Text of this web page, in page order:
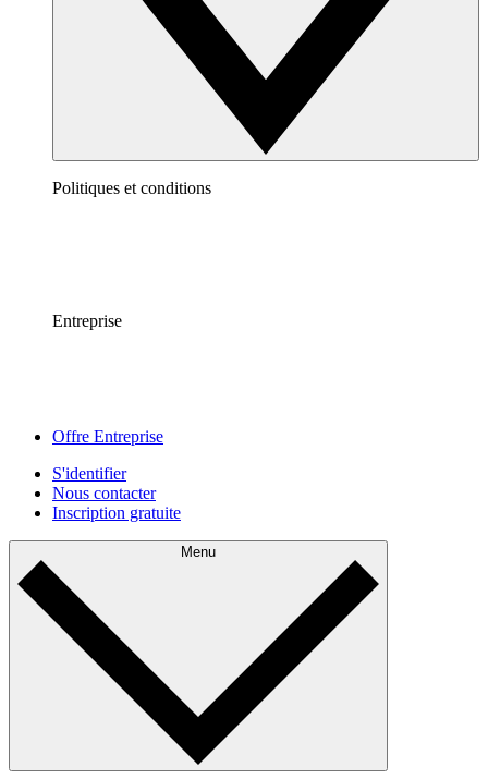
Politiques et conditions
Entreprise
Offre Entreprise
S'identifier
Nous contacter
Inscription gratuite
Menu